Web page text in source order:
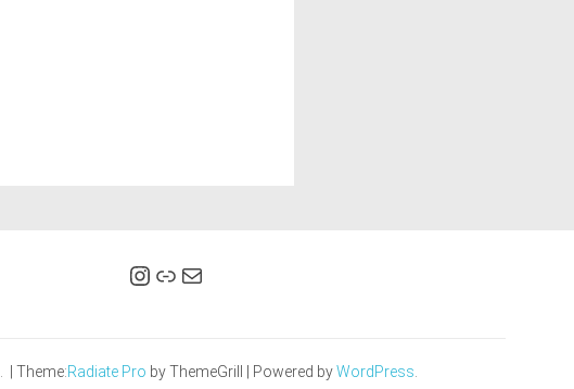
Folgen Sie uns auf Instagram
LinkE-Mail
Theme:Radiate Pro by ThemeGrill Powered byWordPress